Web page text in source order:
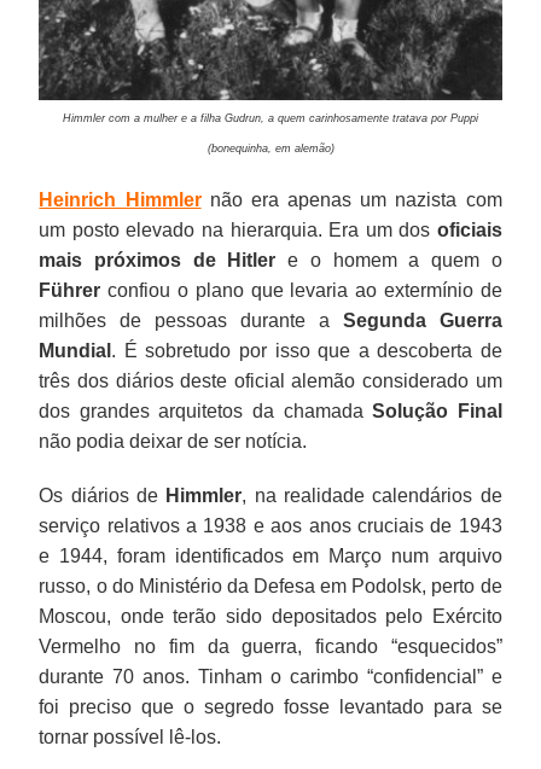
Himmler com a mulher e a filha Gudrun, a quem carinhosamente tratava por Puppi
(bonequinha, em alemão)
Heinrich Himmlernão era apenas um nazista com
um posto elevado na hierarquia. Era um dos oficiais
mais próximos de Hitler e o homem a quem o
Führer confiou o plano que levaria ao extermínio de
milhões de pessoas durante a Segunda Guerra
Mundial . É sobretudo por isso que a descoberta de
três dos diários deste oficial alemão considerado um
dos grandes arquitetos da chamadaSolução Final
não podia deixar de ser notícia.
Os diários de Himmler, na realidade calendários de
serviço relativos a 1938 e aos anos cruciais de 1943
e 1944, foram identificados em Março num arquivo
russo, o do Ministério da Defesa em Podolsk, perto de
Moscou, onde terão sido depositados pelo Exército
Vermelho no fim da guerra, ficando “esquecidos”
durante 70 anos. Tinham o carimbo “confidencial” e
foi preciso que o segredo fosse levantado para se
tornar possível lê-los.